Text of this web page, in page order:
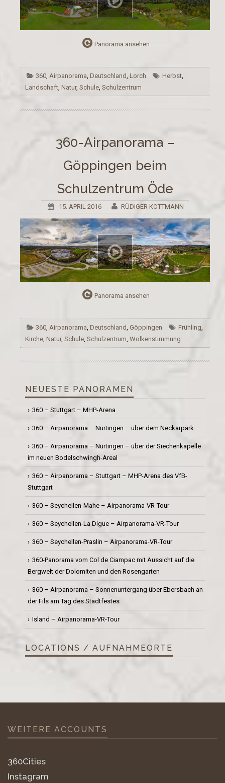
Panorama ansehen
360,Airpanorama,Deutschland,Lorch Herbst,
Landschaft, Natur, Schule, Schulzentrum
360-Airpanorama –
Göppingen beim
Schulzentrum Öde
15. APRIL 2016 RÜDIGER KOTTMANN
Panorama ansehen
360,Airpanorama,Deutschland,Göppingen Frühling,
Kirche, Natur, Schule, Schulzentrum, Wolkenstimmung
NEUESTE PANORAMEN
360 – Stuttgart – MHP-Arena
360 – Airpanorama – Nürtingen – über dem Neckarpark
360 – Airpanorama – Nürtingen – über der Siechenkapelle
im neuen Bodelschwingh-Areal
360 – Airpanorama – Stuttgart – MHP-Arena des VfB-
Stuttgart
360 – Seychellen-Mahe – Airpanorama-VR-Tour
360 – Seychellen-La Digue – Airpanorama-VR-Tour
360 – Seychellen-Praslin – Airpanorama-VR-Tour
360-Panorama vom Col de Ciampac mit Aussicht auf die
Bergwelt der Dolomiten und den Rosengarten
360 – Airpanorama – Sonnenuntergang über Ebersbach an
der Fils am Tag des Stadtfestes
Island – Airpanorama-VR-Tour
LOCATIONS / AUFNAHMEORTE
WEITERE ACCOUNTS
360Cities
Instagram